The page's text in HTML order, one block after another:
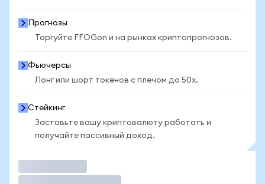
Прогнозы
Торгуйте FFOGon и на рынках криптопрогнозов.
Фьючерсы
Лонг или шорт токенов с плечом до 50x.
Стейкинг
Заставьте вашу криптовалюту работать и
получайте пассивный доход.